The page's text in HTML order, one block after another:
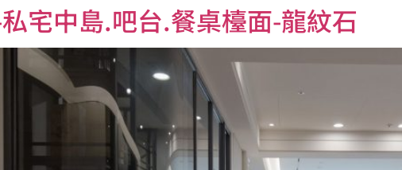
宅中島.吧台.餐桌檯面-龍紋石